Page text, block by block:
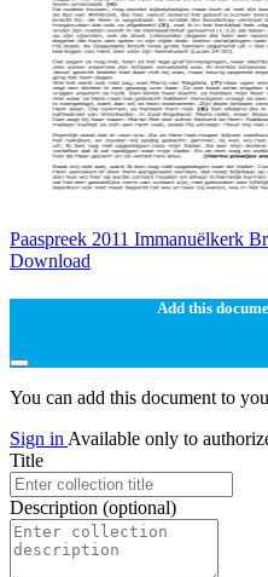
Paaspreek 2011 Immanuëlkerk
Download
Add this
You can add this document to
Sign in Available only to
Title
Description (optional)